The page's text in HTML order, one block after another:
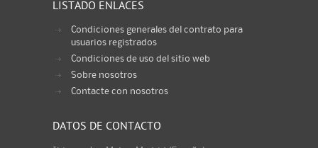
LISTADO ENLACES
Condiciones generales del contrato para
usuarios registrados
Condiciones de uso del sitio web
Sobre nosotros
Contacte con nosotros
DATOS DE CONTACTO